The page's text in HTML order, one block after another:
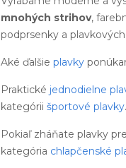
mnohých strihov,
podprsenky a
Aké ďalšie plavky
Praktické jednodielne
kategórii športové plavky.
Pokiaľ zháňate plavky
kategória chlapčenské